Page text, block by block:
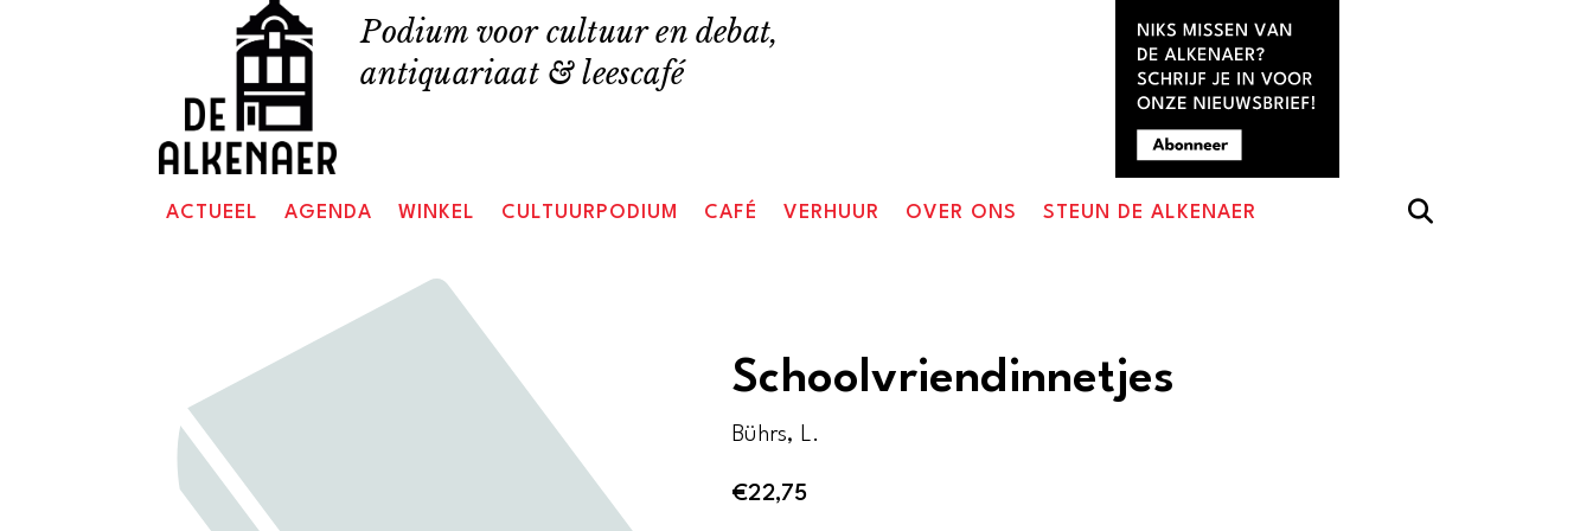
Podium voor cultuur en debat,
antiquariaat & leescafé
ACTUEEL AGENDA WINKEL CULTUURPODIUM CAFÉ VERHUUR OVER ONS STEUN DE ALKENAER
Schoolvriendinnetjes
Bührs, L.
€22,75